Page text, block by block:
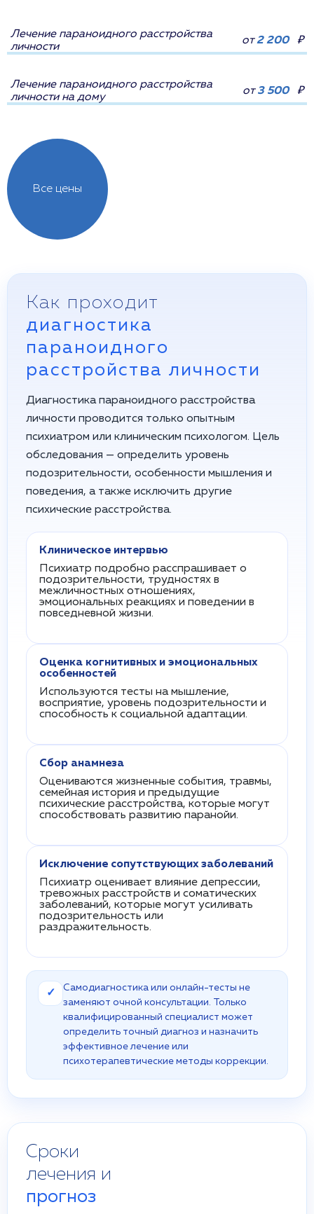
Все цены
Лечение параноидного расстройства
личности
от2 200 ₽
Лечение параноидного расстройства
личности на дому
от3 500 ₽
Как проходит
диагностика
параноидного
расстройства личности
Диагностика параноидного расстройства
личности проводится только опытным
психиатром или клиническим психологом. Цель
обследования — определить уровень
подозрительности, особенности мышления и
поведения, а также исключить другие
психические расстройства.
Клиническое интервью
Психиатр подробно расспрашивает о
подозрительности, трудностях в
межличностных отношениях,
эмоциональных реакциях и поведении в
повседневной жизни.
Оценка когнитивных и эмоциональных
особенностей
Используются тесты на мышление,
восприятие, уровень подозрительности и
способность к социальной адаптации.
Сбор анамнеза
Оцениваются жизненные события, травмы,
семейная история и предыдущие
психические расстройства, которые могут
способствовать развитию паранойи.
Исключение сопутствующих заболеваний
Психиатр оценивает влияние депрессии,
тревожных расстройств и соматических
заболеваний, которые могут усиливать
подозрительность или
раздражительность.
✓
Самодиагностика или онлайн-тесты не
заменяют очной консультации. Только
квалифицированный специалист может
определить точный диагноз и назначить
эффективное лечение или
психотерапевтические методы коррекции.
Сроки
лечения и
прогноз